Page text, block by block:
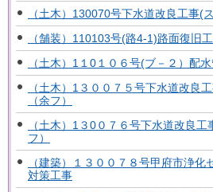
（土木）130070号下水道改良工事(
（舗装）110103号(路4-1)路面復旧
（土木）1１0１０６号(ブ－２）配
（土木）1３００７５号下水道改良
（余フ）
（土木）1３0０７６号下水道改良
フ）
（建築）１３００７８号甲府市浄
対策工事